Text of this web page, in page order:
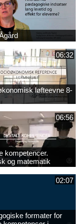
06:32
løfteevne 8-
06:56
kompetencer.
og matematik
02:07
formater for